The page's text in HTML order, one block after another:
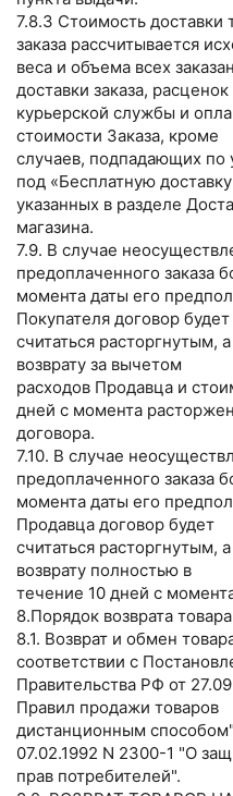
7.8.3 Стоимость доставки
заказа рассчитывается
веса и объема всех
доставки заказа, расценок
курьерской службы и
стоимости Заказа, кроме
случаев, подпадающих по
под «Бесплатную
указанных в разделе
магазина.
7.9. В случае
предоплаченного заказа
момента даты его
Покупателя договор будет
считаться расторгнутым,
возврату за вычетом
расходов Продавца и
дней с момента
договора.
7.10. В случае
предоплаченного заказа
момента даты его
Продавца договор будет
считаться расторгнутым,
возврату полностью в
течение 10 дней с
8.Порядок возврата товара
8.1. Возврат и обмен
соответствии с
Правительства РФ от
Правил продажи товаров
дистанционным
07.02.1992 N 2300-1 "О
прав потребителей".